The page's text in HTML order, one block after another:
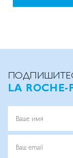
LA ROCHE-
Ваше имя
Ваш email